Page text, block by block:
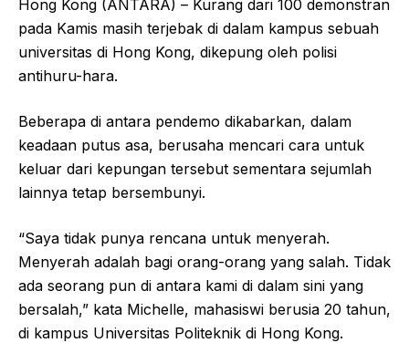
Hong Kong (ANTARA) – Kurang dari 100 demonstran
pada Kamis masih terjebak di dalam kampus sebuah
universitas di Hong Kong, dikepung oleh polisi
antihuru-hara.
Beberapa di antara pendemo dikabarkan, dalam
keadaan putus asa, berusaha mencari cara untuk
keluar dari kepungan tersebut sementara sejumlah
lainnya tetap bersembunyi.
“Saya tidak punya rencana untuk menyerah.
Menyerah adalah bagi orang-orang yang salah. Tidak
ada seorang pun di antara kami di dalam sini yang
bersalah,” kata Michelle, mahasiswi berusia 20 tahun,
di kampus Universitas Politeknik di Hong Kong.